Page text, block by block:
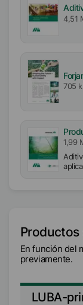
4,51
705
1,99
Productos
En función del
previamente.
LUBA-